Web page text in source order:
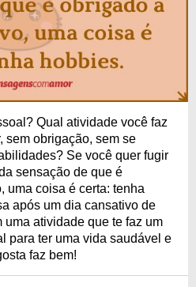
Qual atividade você faz
sem obrigação, sem se
Se você quer fugir
sensação de que é
uma coisa é certa: tenha
após um dia cansativo de
uma atividade que te faz um
para ter uma vida saudável e
faz bem!